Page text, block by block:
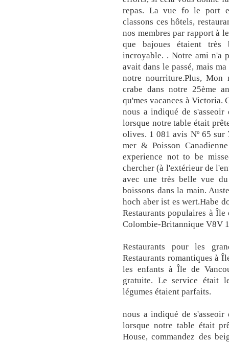
repas. La vue fo le port
classons ces hôtels,
nos membres par rapport à
que bajoues étaient très
incroyable. . Notre ami n'a
avait dans le passé, mais
notre nourriture.Plus,
crabe dans notre 25ème
qu'mes vacances à Victoria.
nous a indiqué de
lorsque notre table était
olives. 1 081 avis Nº 65
mer & Poisson
experience not to be
chercher (à l'extérieur de
avec une très belle vue
boissons dans la main.
hoch aber ist es wert.Habe
Restaurants populaires à
Colombie-Britannique V8V
Restaurants pour les
Restaurants romantiques à
les enfants à Île de
gratuite. Le service était
légumes étaient parfaits.
nous a indiqué de
lorsque notre table était
House, commandez des